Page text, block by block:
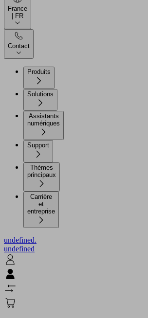
France
| FR
Contact
Produits
Solutions
Assistants
numériques
Support
Thèmes
principaux
Carrière
et
entreprise
undefined.
undefined